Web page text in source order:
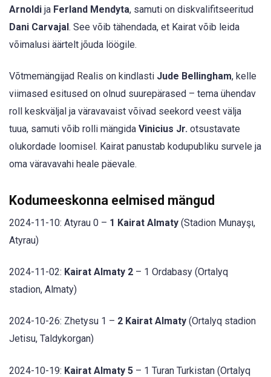
Arnoldi ja Ferland Mendyta, samuti on diskvalifitseeritud
Dani Carvajal. See võib tähendada, et Kairat võib leida
võimalusi äärtelt jõuda löögile.
Võtmemängijad Realis on kindlasti Jude Bellingham, kelle
viimased esitused on olnud suurepärased – tema ühendav
roll keskväljal ja väravavaist võivad seekord veest välja
tuua, samuti võib rolli mängida Vinicius Jr. otsustavate
olukordade loomisel. Kairat panustab kodupubliku survele ja
oma väravavahi heale päevale.
Kodumeeskonna eelmised mängud
2024-11-10: Atyrau 0 – 1 Kairat Almaty (Stadion Munayşı,
Atyrau)
2024-11-02: Kairat Almaty 2 – 1 Ordabasy (Ortalyq
stadion, Almaty)
2024-10-26: Zhetysu 1 – 2 Kairat Almaty (Ortalyq stadion
Jetisu, Taldykorgan)
2024-10-19: Kairat Almaty 5 – 1 Turan Turkistan (Ortalyq